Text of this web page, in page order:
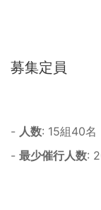
募集定員
- 人数: 15組40名
- 最少催行人数: